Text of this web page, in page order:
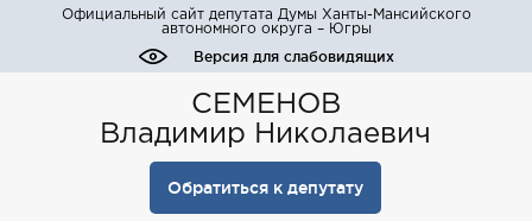
Официальный сайт депутата Думы Ханты-Мансийского
автономного округа – Югры
Версия для слабовидящих
СЕМЕНОВ
Владимир Николаевич
Обратиться к депутату